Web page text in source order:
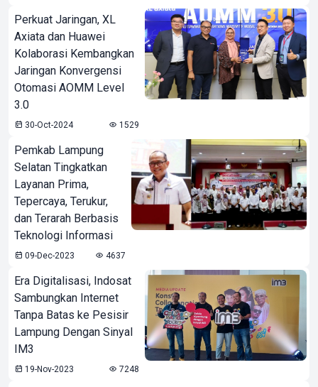
Perkuat Jaringan, XL
Axiata dan Huawei
Kolaborasi Kembangkan
Jaringan Konvergensi
Otomasi AOMM Level
3.0
30-Oct-2024 1529
Pemkab Lampung
Selatan Tingkatkan
Layanan Prima,
Tepercaya, Terukur,
dan Terarah Berbasis
Teknologi Informasi
09-Dec-2023 4637
Era Digitalisasi, Indosat
Sambungkan Internet
Tanpa Batas ke Pesisir
Lampung Dengan Sinyal
IM3
19-Nov-2023 7248